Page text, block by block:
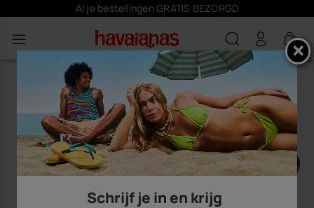
Al je bestellingen GRATIS BEZORGD
0
Schrijf je in en krijg